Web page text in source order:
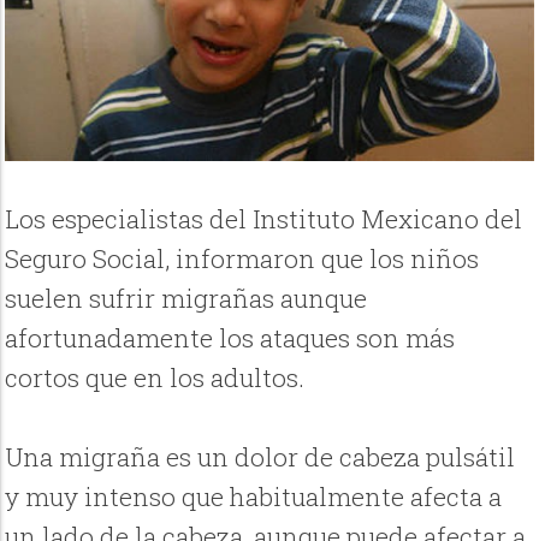
Los especialistas del Instituto Mexicano del
Seguro Social, informaron que los niños
suelen sufrir migrañas aunque
afortunadamente los ataques son más
cortos que en los adultos.
Una migraña es un dolor de cabeza pulsátil
y muy intenso que habitualmente afecta a